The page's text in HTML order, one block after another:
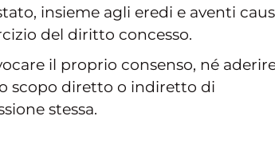
insieme agli eredi e aventi
del diritto concesso.
il proprio consenso, né
scopo diretto o indiretto di
stessa.